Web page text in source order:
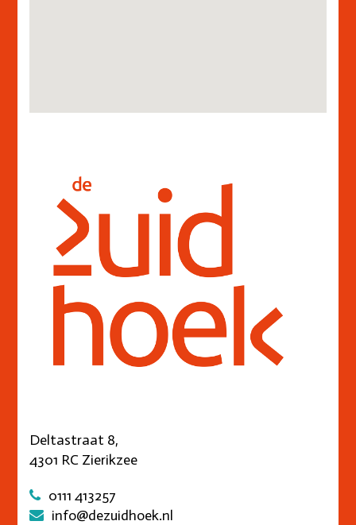
Deltastraat 8,
4301 RC Zierikzee
0111 413257
info@dezuidhoek.nl